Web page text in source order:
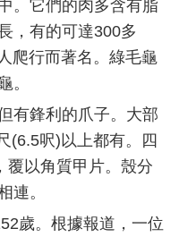
。它們的肉多含有脂
，有的可達300多
爬行而著名。綠毛龜
。
有鋒利的爪子。大部
(6.5呎)以上都有。四
覆以角質甲片。殼分
連。
歲。根據報道，一位